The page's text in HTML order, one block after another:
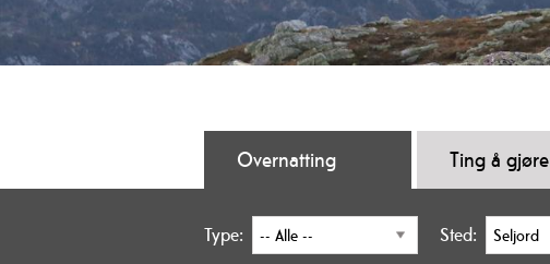
Overnatting Ting å gjøre
Type: Sted: